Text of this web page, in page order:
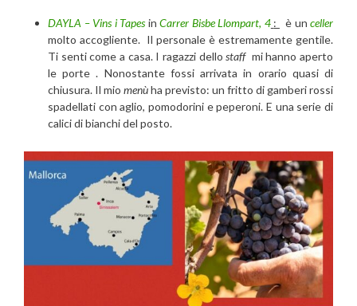
DAYLA – Vins i TapesinCarrer Bisbe Llompart, 4 : è unceller
molto accogliente. Il personale è estremamente gentile.
Ti senti come a casa. I ragazzi dellostaff mi hanno aperto
le porte . Nonostante fossi arrivata in orario quasi di
chiusura. Il mio menùha previsto: un fritto di gamberi rossi
spadellati con aglio, pomodorini e peperoni. E una serie di
calici di bianchi del posto.